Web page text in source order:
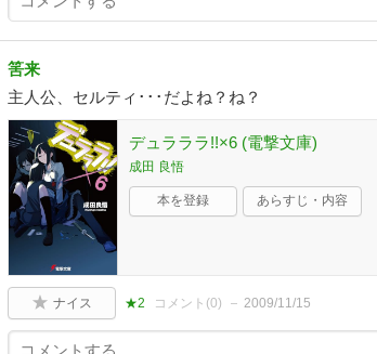
筈来
主人公、セルティ･･･だよね？ね？
デュラララ!!×6 (電撃文庫)
成田 良悟
本を登録 あらすじ・内容
ナイス ★2 コメント(0) 2009/11/15